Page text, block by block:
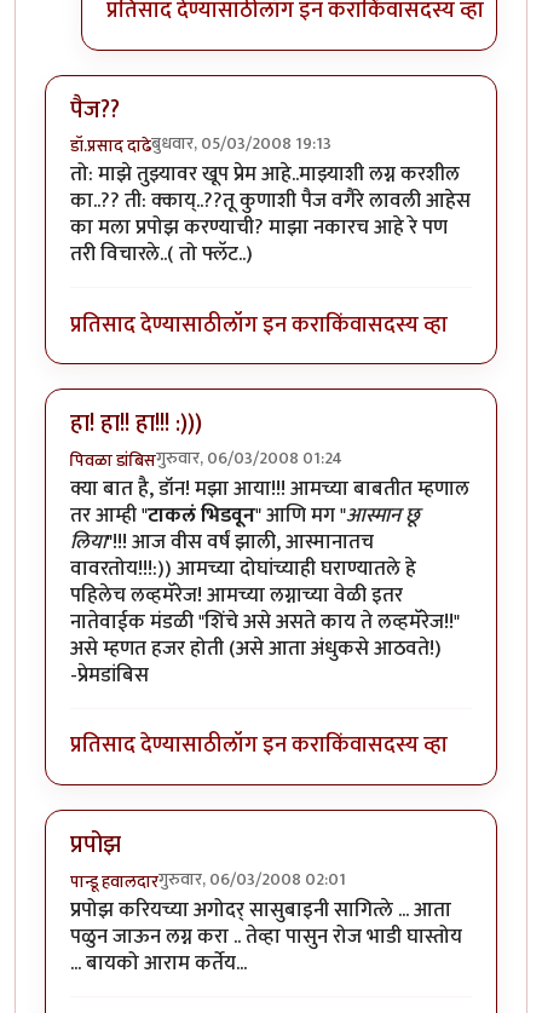
प्रतिसाद देण्यासाठीलॉग इन कराकिंवासदस्य व्हा
पैज??
डॉ.प्रसाद दाढेबुधवार, 05/03/2008 19:13
तो: माझे तुझ्यावर खूप प्रेम आहे..माझ्याशी लग्न करशील
का..?? ती: क्काय्..??तू कुणाशी पैज वगैरे लावली आहेस
का मला प्रपोझ करण्याची? माझा नकारच आहे रे पण
तरी विचारले..( तो फ्लॅट..)
प्रतिसाद देण्यासाठीलॉग इन कराकिंवासदस्य व्हा
हा! हा!! हा!!! :)))
पिवळा डांबिसगुरुवार, 06/03/2008 01:24
क्या बात है, डॉन! मझा आया!!! आमच्या बाबतीत म्हणाल
तर आम्ही "टाकलं भिडवून" आणि मग "आस्मान छू
लिया"!!! आज वीस वर्षं झाली, आस्मानातच
वावरतोय!!!:)) आमच्या दोघांच्याही घराण्यातले हे
पहिलेच लव्हमॅरेज! आमच्या लग्नाच्या वेळी इतर
नातेवाईक मंडळी "शिंचे असे असते काय ते लव्हमॅरेज!!"
असे म्हणत हजर होती (असे आता अंधुकसे आठवते!)
-प्रेमडांबिस
प्रतिसाद देण्यासाठीलॉग इन कराकिंवासदस्य व्हा
प्रपोझ
पान्डू हवालदारगुरुवार, 06/03/2008 02:01
प्रपोझ करियच्या अगोदर् सासुबाइनी सागित्ले ... आता
पळुन जाऊन लग्न करा .. तेव्हा पासुन रोज भाडी घास्तोय
... बायको आराम कर्तेय...